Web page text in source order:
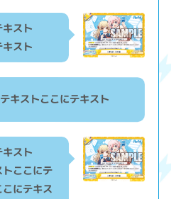
スト
スト
キストここにテキスト
スト
ここにテ
にテキス